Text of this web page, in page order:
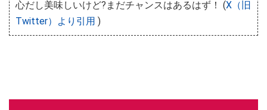
心だし美味しいけど?まだチャンスはあるはず！ (X（旧
Twitter）より引用 )